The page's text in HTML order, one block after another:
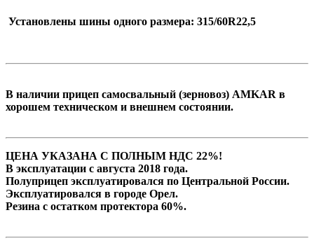
Установлены шины одного размера: 315/60R22,5
В наличии прицеп самосвальный (зерновоз) AMKAR в
хорошем техническом и внешнем состоянии.
ЦЕНА УКАЗАНА С ПОЛНЫМ НДС 22%!
В эксплуатации с августа 2018 года.
Полуприцеп эксплуатировался по Центральной России.
Эксплуатировался в городе Орел.
Резина с остатком протектора 60%.